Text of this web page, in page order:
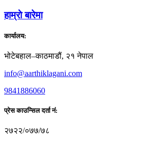
हाम्राे बारेमा
कार्यालय:
भोटेबहाल–काठमाडौं, २१ नेपाल
info@aarthiklagani.com
9841886060
प्रेस काउन्सिल दर्ता नं:
२७२२/०७७/७८